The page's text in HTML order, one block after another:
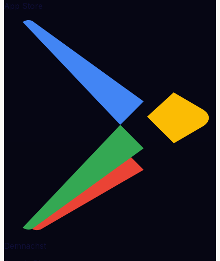
App Store
Demnächst